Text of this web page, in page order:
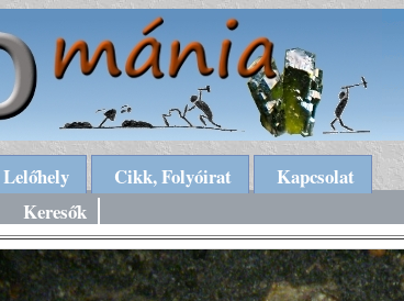
Lelőhely Cikk, Folyóirat
Kapcsolat
Keresők